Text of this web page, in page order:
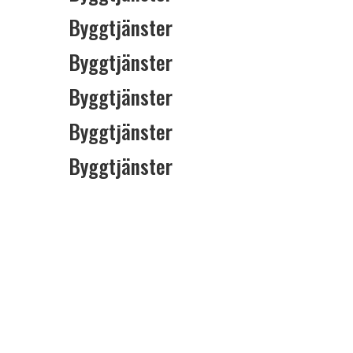
Byggtjänster
Byggtjänster
Byggtjänster
Byggtjänster
Byggtjänster